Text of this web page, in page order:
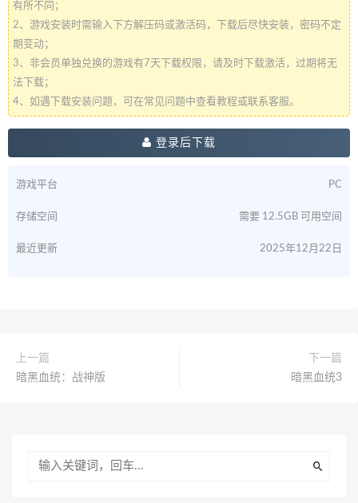
有所不同；
2、游戏安装时需输入下方解压码或激活码，下载后尽快安装，密码不定
期变动；
3、非会员单独兑换的游戏有7天下载权限，请及时下载激活，过期将无
法下载；
4、如遇下载安装问题，可在常见问题中查看教程或联系客服。
登录后下载
游戏平台 PC
存储空间 需要 12.5GB 可用空间
最近更新 2025年12月22日
上一篇
暗黑血统：战神版
下一篇
暗黑血统3